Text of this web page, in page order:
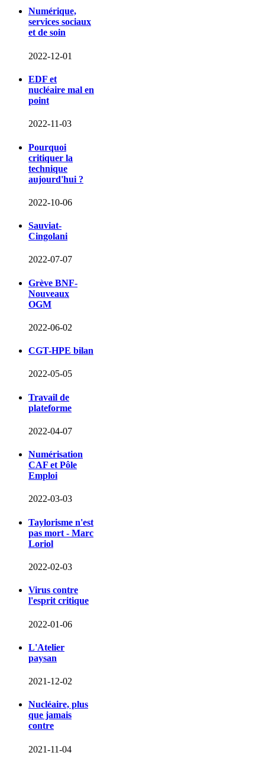
Numérique,
services sociaux
et de soin
2022-12-01
EDF et
nucléaire mal en
point
2022-11-03
Pourquoi
critiquer la
technique
aujourd'hui ?
2022-10-06
Sauviat-
Cingolani
2022-07-07
Grève BNF-
Nouveaux
OGM
2022-06-02
CGT-HPE bilan
2022-05-05
Travail de
plateforme
2022-04-07
Numérisation
CAF et Pôle
Emploi
2022-03-03
Taylorisme n'est
pas mort - Marc
Loriol
2022-02-03
Virus contre
l'esprit critique
2022-01-06
L'Atelier
paysan
2021-12-02
Nucléaire, plus
que jamais
contre
2021-11-04